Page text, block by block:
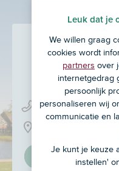
Van Eijk
0182 - 63 11 91
Zuidplaslaan 19,
Stel in als mijn
Leuk dat je
We willen graag
cookies wordt
partners over
internetgedrag
persoonlijk
personaliseren wij
communicatie en
Je kunt je keuze
instellen'